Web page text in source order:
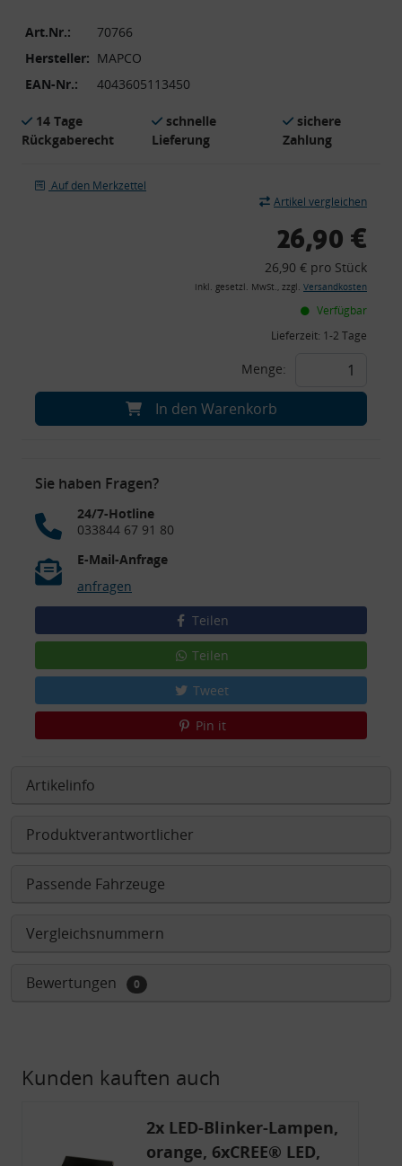
Art.Nr.:
70766
Hersteller: MAPCO
EAN-Nr.:
4043605113450
14 Tage
Rückgaberecht
schnelle
Lieferung
sichere
Zahlung
Auf den Merkzettel
Artikel vergleichen
26,90 €
26,90 € pro Stück
inkl. gesetzl. MwSt., zzgl. Versandkosten
Verfügbar
Lieferzeit: 1-2 Tage
Menge:
In den Warenkorb
Sie haben Fragen?
24/7-Hotline
033844 67 91 80
E-Mail-Anfrage
anfragen
Teilen
Teilen
Tweet
Pin it
Artikelinfo
Produktverantwortlicher
Passende Fahrzeuge
Vergleichsnummern
Bewertungen 0
Kunden kauften auch
2x LED-Blinker-Lampen,
orange, 6xCREE® LED,